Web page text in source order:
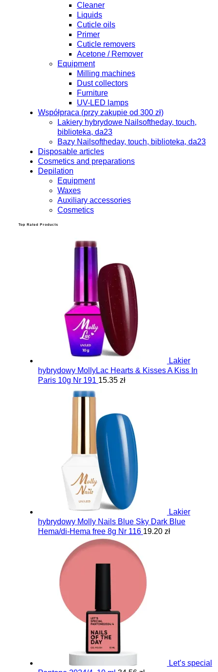
Cleaner
Liquids
Cuticle oils
Primer
Cuticle removers
Acetone / Remover
Equipment
Milling machines
Dust collectors
Furniture
UV-LED lamps
Współpraca (przy zakupie od 300 zł)
Lakiery hybrydowe Nailsoftheday, touch,
biblioteka, da23
Bazy Nailsoftheday, touch, biblioteka, da23
Disposable articles
Cosmetics and preparations
Depilation
Equipment
Waxes
Auxiliary accessories
Cosmetics
Top Rated Products
Lakier
hybrydowy MollyLac Hearts & Kisses A Kiss In
Paris 10g Nr 191 15.35 zł
Lakier
hybrydowy Molly Nails Blue Sky Dark Blue
Hema/di-Hema free 8g Nr 116 19.20 zł
Let’s special